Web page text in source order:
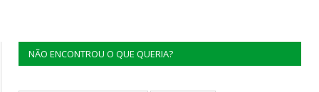
NÃO ENCONTROU O QUE QUERIA?